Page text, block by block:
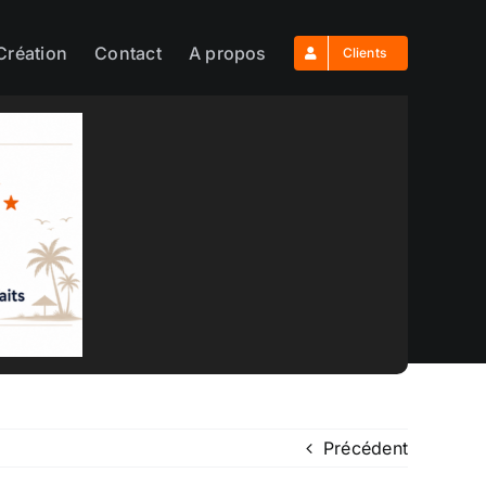
Contact A propos Clients
Précédent